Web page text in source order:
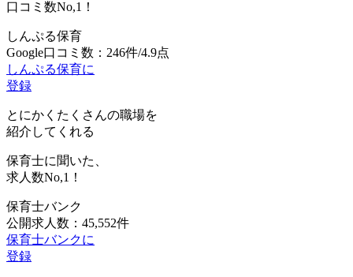
口コミ数No,1！
しんぷる保育
Google口コミ数：246件/4.9点
しんぷる保育に
登録
とにかくたくさんの職場を
紹介してくれる
保育士に聞いた、
求人数No,1！
保育士バンク
公開求人数：45,552件
保育士バンクに
登録